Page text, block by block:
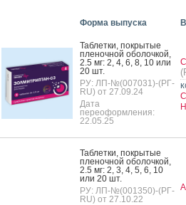
Форма выпуска
Таб­летки, пок­ры­тые
пле­ноч­ной обо­лоч­кой,
2.5 мг: 2, 4, 6, 8, 10 или
20 шт.
РУ: ЛП-№(007031)-(РГ-
RU) от 27.09.24
Дата
переоформления:
22.05.25
Таб­летки, пок­ры­тые
пле­ноч­ной обо­лоч­кой,
2.5 мг: 2, 3, 4, 5, 6, 10
или 20 шт.
РУ: ЛП-№(001350)-(РГ-
RU) от 27.10.22